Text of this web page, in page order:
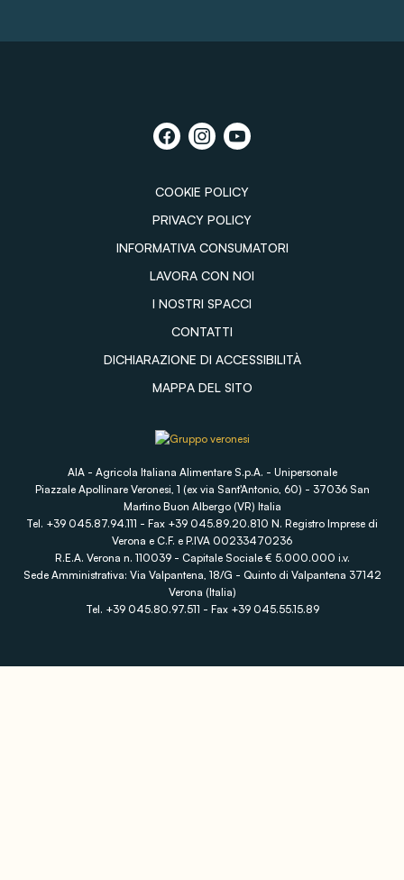
COOKIE POLICY
PRIVACY POLICY
INFORMATIVA CONSUMATORI
LAVORA CON NOI
I NOSTRI SPACCI
CONTATTI
DICHIARAZIONE DI ACCESSIBILITÀ
MAPPA DEL SITO
AIA - Agricola Italiana Alimentare S.p.A. - Unipersonale
Piazzale Apollinare Veronesi, 1 (ex via Sant'Antonio, 60) - 37036 San
Martino Buon Albergo (VR) Italia
Tel. +39 045.87.94.111 - Fax +39 045.89.20.810 N. Registro Imprese di
Verona e C.F. e P.IVA 00233470236
R.E.A. Verona n. 110039 - Capitale Sociale € 5.000.000 i.v.
Sede Amministrativa: Via Valpantena, 18/G - Quinto di Valpantena 37142
Verona (Italia)
Tel. +39 045.80.97.511 - Fax +39 045.55.15.89